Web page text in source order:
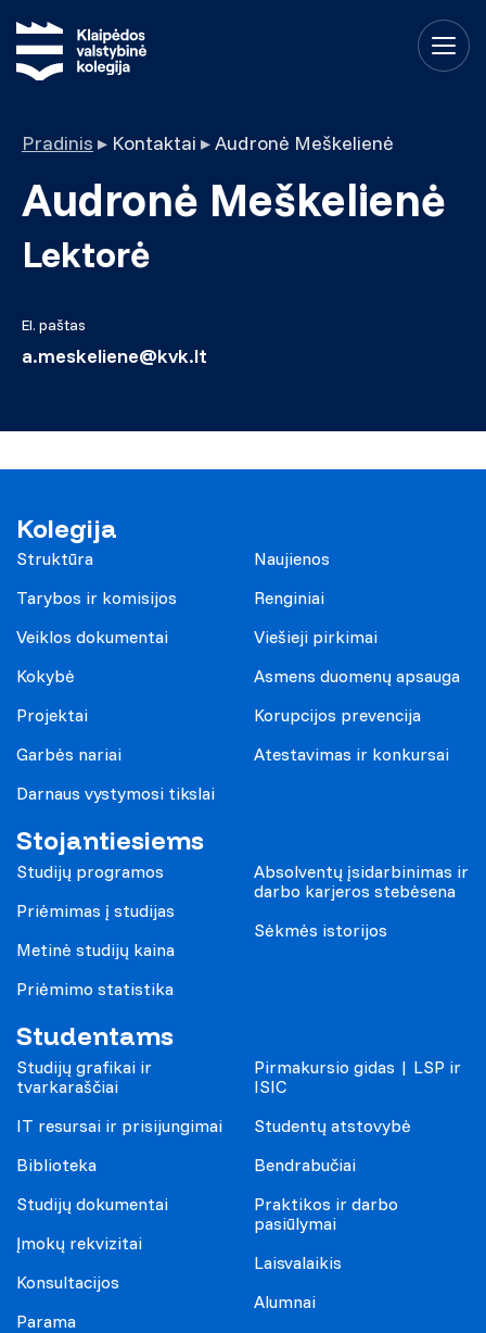
Pradinis ▸ Kontaktai ▸Audronė Meškelienė
Audronė Meškelienė
Lektorė
El. paštas
a.meskeliene@kvk.lt
Kolegija
Struktūra
Tarybos ir komisijos
Veiklos dokumentai
Kokybė
Projektai
Garbės nariai
Darnaus vystymosi tikslai
Naujienos
Renginiai
Viešieji pirkimai
Asmens duomenų apsauga
Korupcijos prevencija
Atestavimas ir konkursai
Stojantiesiems
Studijų programos
Priėmimas į studijas
Metinė studijų kaina
Priėmimo statistika
Absolventų įsidarbinimas ir
darbo karjeros stebėsena
Sėkmės istorijos
Studentams
Studijų grafikai ir
tvarkaraščiai
IT resursai ir prisijungimai
Biblioteka
Studijų dokumentai
Įmokų rekvizitai
Konsultacijos
Parama
Pirmakursio gidas | LSP ir
ISIC
Studentų atstovybė
Bendrabučiai
Praktikos ir darbo
pasiūlymai
Laisvalaikis
Alumnai